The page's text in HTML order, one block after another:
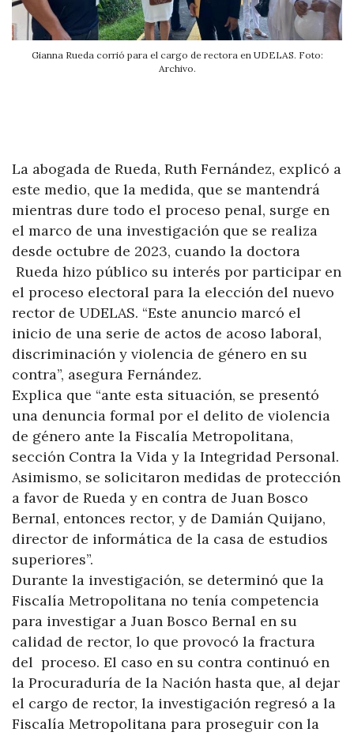
Gianna Rueda corrió para el cargo de rectora en UDELAS. Foto:
Archivo.
La abogada de Rueda, Ruth Fernández, explicó a
este medio, que la medida, que se mantendrá
mientras dure todo el proceso penal, surge en
el marco de una investigación que se realiza
desde octubre de 2023, cuando la doctora
Rueda hizo público su interés por participar en
el proceso electoral para la elección del nuevo
rector de UDELAS. “Este anuncio marcó el
inicio de una serie de actos de acoso laboral,
discriminación y violencia de género en su
contra”, asegura Fernández.
Explica que “ante esta situación, se presentó
una denuncia formal por el delito de violencia
de género ante la Fiscalía Metropolitana,
sección Contra la Vida y la Integridad Personal.
Asimismo, se solicitaron medidas de protección
a favor de Rueda y en contra de Juan Bosco
Bernal, entonces rector, y de Damián Quijano,
director de informática de la casa de estudios
superiores”.
Durante la investigación, se determinó que la
Fiscalía Metropolitana no tenía competencia
para investigar a Juan Bosco Bernal en su
calidad de rector, lo que provocó la fractura
del proceso. El caso en su contra continuó en
la Procuraduría de la Nación hasta que, al dejar
el cargo de rector, la investigación regresó a la
Fiscalía Metropolitana para proseguir con la